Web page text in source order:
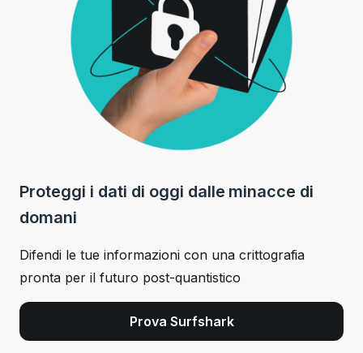
Proteggi i dati di oggi dalle minacce di
domani
Difendi le tue informazioni con una crittografia
pronta per il futuro post-quantistico
Prova Surfshark